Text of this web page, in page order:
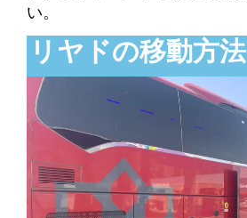
い。
リヤドの移動方法